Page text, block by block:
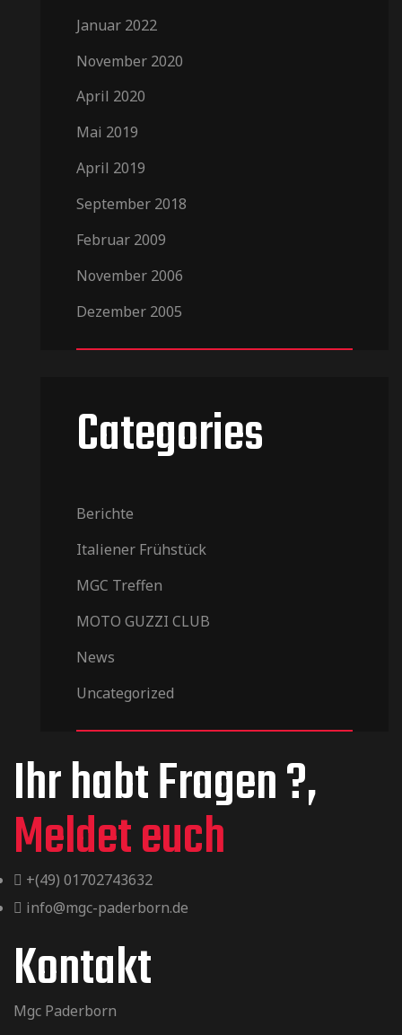
Januar 2022
November 2020
April 2020
Mai 2019
April 2019
September 2018
Februar 2009
November 2006
Dezember 2005
Categories
Berichte
Italiener Frühstück
MGC Treffen
MOTO GUZZI CLUB
News
Uncategorized
Ihr habt Fragen ?,
Meldet euch
+(49) 01702743632
info@mgc-paderborn.de
Kontakt
Mgc Paderborn